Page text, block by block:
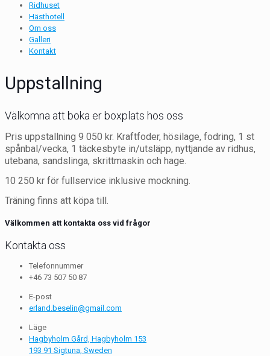
Ridhuset
Hästhotell
Om oss
Galleri
Kontakt
Uppstallning
Välkomna att boka er boxplats hos oss
Pris uppstallning 9 050 kr. Kraftfoder, hösilage, fodring, 1 st
spånbal/vecka, 1 täckesbyte in/utsläpp, nyttjande av ridhus,
utebana, sandslinga, skrittmaskin och hage.
10 250 kr för fullservice inklusive mockning.
Träning finns att köpa till.
Välkommen att kontakta oss vid frågor
Kontakta oss
Telefonnummer
+46 73 507 50 87
E-post
erland.beselin@gmail.com
Läge
Hagbyholm Gård, Hagbyholm 153
193 91 Sigtuna, Sweden